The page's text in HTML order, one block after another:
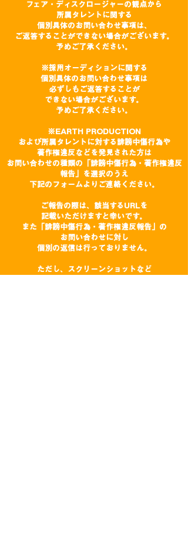
フェア・ディスクロージャーの観点から
所属タレントに関する
個別具体のお問い合わせ事項は、
ご返答することができない場合がございます。
予めご了承ください。
※採用オーディションに関する
個別具体のお問い合わせ事項は
必ずしもご返答することが
できない場合がございます。
予めご了承ください。
※EARTH PRODUCTION
および所属タレントに対する誹謗中傷行為や
著作権違反などを発見された方は
お問い合わせの種類の「誹謗中傷行為・著作権違反
報告」を選択のうえ
下記のフォームよりご連絡ください。
ご報告の際は、該当するURLを
記載いただけますと幸いです。
また「誹謗中傷行為・著作権違反報告」の
お問い合わせに対し
個別の返信は行っておりません。
ただし、スクリーンショットなど